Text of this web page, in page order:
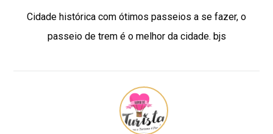
Cidade histórica com ótimos passeios a se fazer, o
passeio de trem é o melhor da cidade. bjs